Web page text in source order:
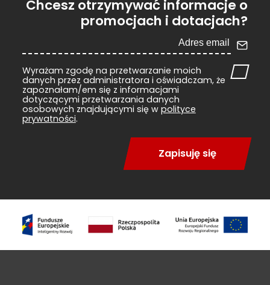
Chcesz otrzymywać informacje o
promocjach i dotacjach?
Wyrażam zgodę na przetwarzanie moich
danych przez administratora i oświadczam, że
zapoznałam/em się z informacjami
dotyczącymi przetwarzania danych
osobowych znajdującymi się w polityce
prywatności.
Zapisuję się